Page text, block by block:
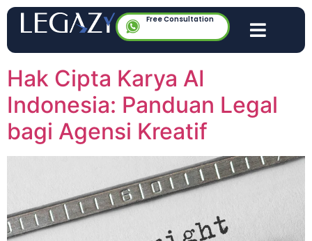
Free Consultation
Hak Cipta Karya AI
Indonesia: Panduan Legal
bagi Agensi Kreatif